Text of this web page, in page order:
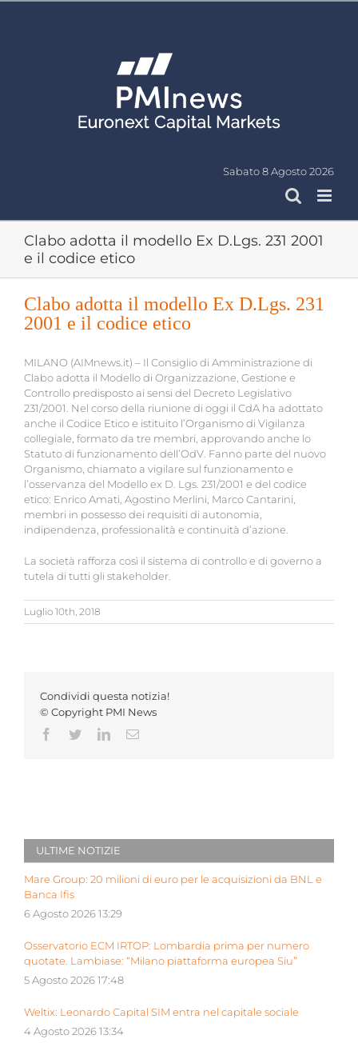
Sabato 8 Agosto 2026
Clabo adotta il modello Ex D.Lgs. 231 2001
e il codice etico
Clabo adotta il modello Ex D.Lgs. 231
2001 e il codice etico
MILANO (AIMnews.it) – Il Consiglio di Amministrazione di
Clabo adotta il Modello di Organizzazione, Gestione e
Controllo predisposto ai sensi del Decreto Legislativo
231/2001. Nel corso della riunione di oggi il CdA ha adottato
anche il Codice Etico e istituito l’Organismo di Vigilanza
collegiale, formato da tre membri, approvando anche lo
Statuto di funzionamento dell’OdV. Fanno parte del nuovo
Organismo, chiamato a vigilare sul funzionamento e
l’osservanza del Modello ex D. Lgs. 231/2001 e del codice
etico: Enrico Amati, Agostino Merlini, Marco Cantarini,
membri in possesso dei requisiti di autonomia,
indipendenza, professionalità e continuità d’azione.
La società rafforza così il sistema di controllo e di governo a
tutela di tutti gli stakeholder.
Luglio 10th, 2018
Condividi questa notizia!
© Copyright PMI News
Facebook
TwitterLinkedInEmail
ULTIME NOTIZIE
Mare Group: 20 milioni di euro per le acquisizioni da BNL e
Banca Ifis
6 Agosto 2026 13:29
Osservatorio ECM IRTOP: Lombardia prima per numero
quotate. Lambiase: “Milano piattaforma europea Siu”
5 Agosto 2026 17:48
Weltix: Leonardo Capital SIM entra nel capitale sociale
4 Agosto 2026 13:34